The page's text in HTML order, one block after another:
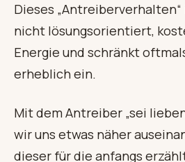
Dieses
nicht lösungsorientiert,
Energie und schränkt
erheblich ein.
Mit dem Antreiber „sei
wir uns etwas näher
dieser für die anfangs